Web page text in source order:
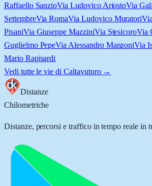
Raffaello SanzioVia Ludovico AriostoVia
SettembreVia RomaVia Ludovico Muratori
PisaniVia Giuseppe MazziniVia StesicoroVia
Guglielmo PepeVia Alessandro ManzoniVia
Mario Rapisardi
Vedi tutte le vie di Caltavuturo→
Distanze
Chilometriche
Distanze, percorsi e traffico in tempo reale in